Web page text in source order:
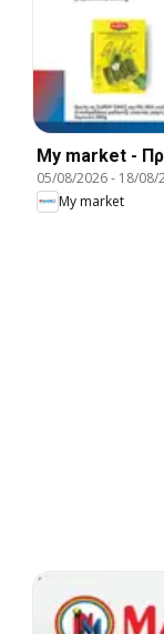
My market -
05/08/2026- 18/08/
My market